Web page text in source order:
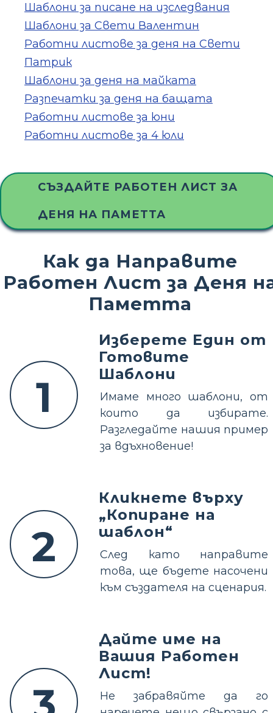
Шаблони за писане на изследвания
Шаблони за Свети Валентин
Работни листове за деня на Свети
Патрик
Шаблони за деня на майката
Разпечатки за деня на бащата
Работни листове за юни
Работни листове за 4 юли
СЪЗДАЙТЕ РАБОТЕН ЛИСТ ЗА
ДЕНЯ НА ПАМЕТТА
Как да Направите
Работен Лист за Деня
Паметта
1
Изберете Един от
Готовите
Шаблони
Имаме много шаблони, от
които да избирате.
Разгледайте нашия пример
за вдъхновение!
2
Кликнете върху
„Копиране на
шаблон“
След като направите
това, ще бъдете насочени
към създателя на сценария.
Дайте име на
Вашия Работен
Лист!
Не забравяйте да го